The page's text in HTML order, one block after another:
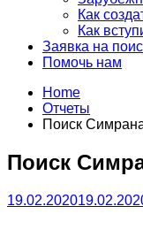
Как
Как
Заявка на
Помочь нам
Home
Отчеты
Поиск
Поиск
19.02.2020